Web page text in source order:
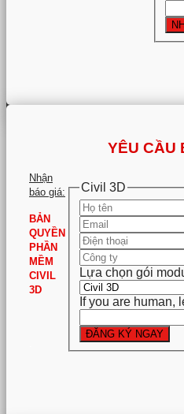
YÊU CẦU
Nhận
báo giá:
BẢN
QUYỀN
PHẦN
MỀM
CIVIL
3D
Civil 3D
Lựa chọn gói
If you are human,
ĐĂNG KÝ NGAY